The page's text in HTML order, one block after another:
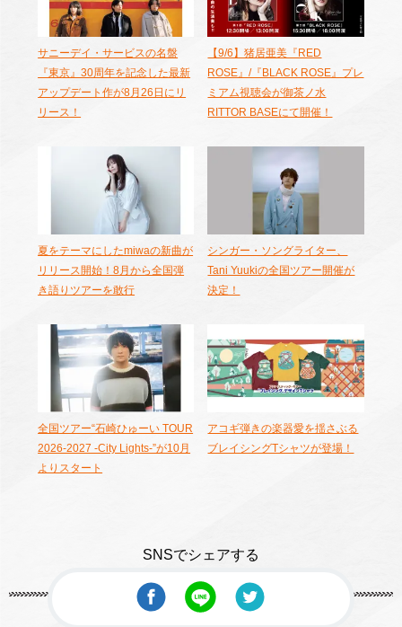
サニーデイ・サービスの名盤
『東京』30周年を記念した最新
アップデート作が8月26日にリ
リース！
【9/6】猪居亜美『RED
ROSE』/『BLACK ROSE』プレ
ミアム視聴会が御茶ノ水
RITTOR BASEにて開催！
夏をテーマにしたmiwaの新曲が
リリース開始！8月から全国弾
き語りツアーを敢行
シンガー・ソングライター、
Tani Yuukiの全国ツアー開催が
決定！
全国ツアー“石崎ひゅーい TOUR
2026-2027 -City Lights-”が10月
よりスタート
アコギ弾きの楽器愛を揺さぶる
ブレイシングTシャツが登場！
SNSでシェアする